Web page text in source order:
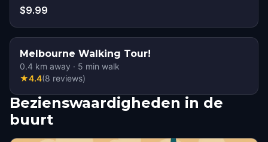
$9.99
Melbourne Walking Tour!
0.4 km away · 5 min walk
★4.4(8 reviews)
Bezienswaardigheden in de
buurt